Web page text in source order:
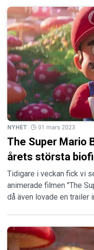
NYHET 01 mars 2023
The Super Mario
årets största
Tidigare i veckan fick vi
animerade filmen "The
då även lovade en trailer